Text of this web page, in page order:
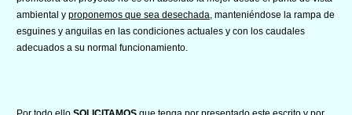
ambiental y proponemos que sea desechada , manteniéndose la rampa de
esguines y anguilas en las condiciones actuales y con los caudales
adecuados a su normal funcionamiento.